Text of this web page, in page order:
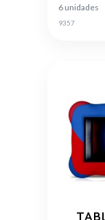
6 unidades
9357